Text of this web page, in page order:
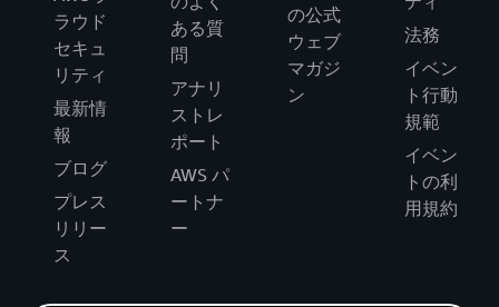
ラウド
セキュ
リティ
最新情
報
ブログ
プレス
リリー
ス
ある質
問
アナリ
ストレ
ポート
AWS パ
ートナ
ー
の公式
ウェブ
マガジ
ン
法務
イベン
ト行動
規範
イベン
トの利
用規約